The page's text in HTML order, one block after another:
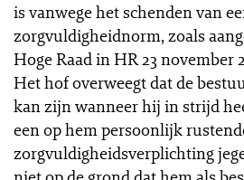
is vanwege het schenden van
zorgvuldigheidnorm, zoals
Hoge Raad in HR 23 november
Het hof overweegt dat de
kan zijn wanneer hij in strijd
een op hem persoonlijk
zorgvuldigheidsverplichting